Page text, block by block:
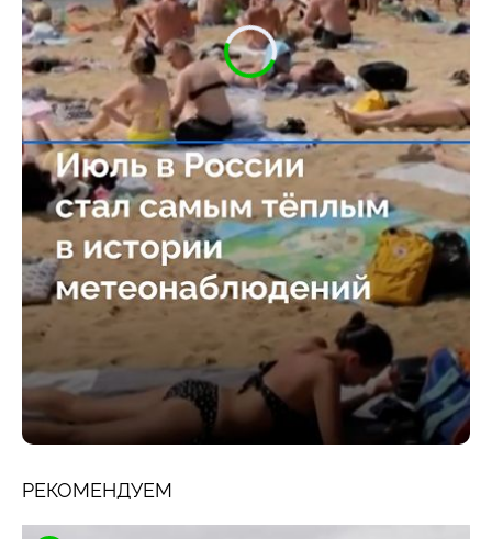
РЕКОМЕНДУЕМ